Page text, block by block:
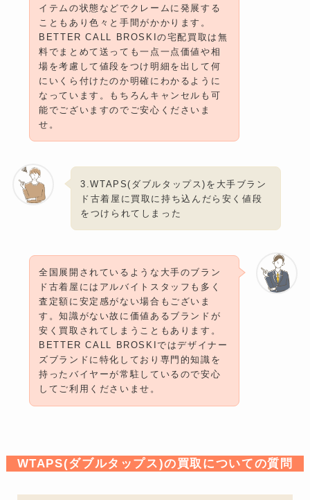
イテムの状態などでクレームに発展する
こともあり色々と手間がかかります。
BETTER CALL BROSKIの宅配買取は無
料でまとめて送っても一点一点価値や相
場を考慮して値段をつけ明細を出して何
にいくら付けたのか明確にわかるように
なっています。もちろんキャンセルも可
能でございますのでご安心くださいま
せ。
3.WTAPS(ダブルタップス)を大手ブラン
ド古着屋に買取に持ち込んだら安く値段
をつけられてしまった
全国展開されているような大手のブラン
ド古着屋にはアルバイトスタッフも多く
査定額に安定感がない場合もございま
す。知識がない故に価値あるブランドが
安く買取されてしまうこともあります。
BETTER CALL BROSKIではデザイナー
ズブランドに特化しており専門的知識を
持ったバイヤーが常駐しているので安心
してご利用くださいませ。
WTAPS(ダブルタップス)の買取についての質問